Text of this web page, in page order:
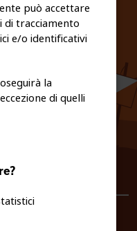
POLICY
mail.eu
può accettare
tracciamento
e/o identificativi
la
di quelli